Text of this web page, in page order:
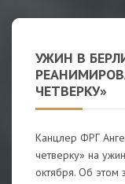
УЖИН В
ЧЕТВЕРКУ»
Канцлер ФРГ
четверку» на
октября. Об этом